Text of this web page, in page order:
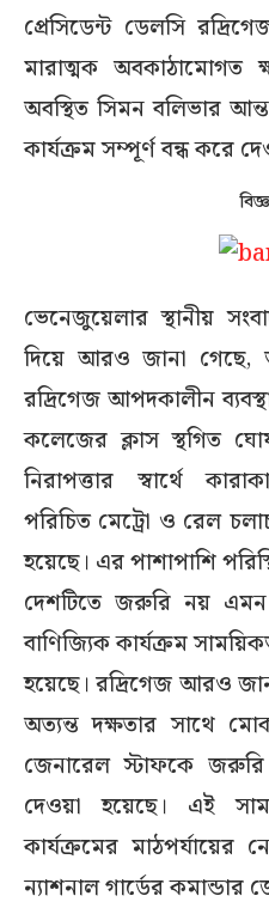
প্রেসিডেন্ট ডেলসি
মারাত্মক অবকাঠামোগত
অবস্থিত সিমন বলিভার
কার্যক্রম সম্পূর্ণ বন্ধ করে
ভেনেজুয়েলার স্থানীয়
দিয়ে আরও জানা গেছে,
রদ্রিগেজ আপদকালীন
কলেজের ক্লাস স্থগিত
নিরাপত্তার স্বার্থে
পরিচিত মেট্রো ও রেল
হয়েছে। এর পাশাপাশি
দেশটিতে জরুরি নয়
বাণিজ্যিক কার্যক্রম
হয়েছে। রদ্রিগেজ আরও
অত্যন্ত দক্ষতার সাথে
জেনারেল স্টাফকে
দেওয়া হয়েছে। এই
কার্যক্রমের মাঠপর্যায়ের
ন্যাশনাল গার্ডের কমান্ডার